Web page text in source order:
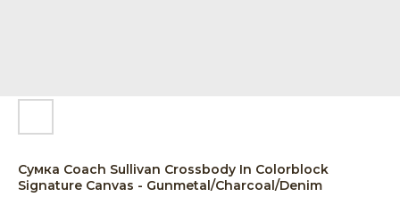
Сумка Coach Sullivan Crossbody In Colorblock
Signature Canvas - Gunmetal/Charcoal/Denim